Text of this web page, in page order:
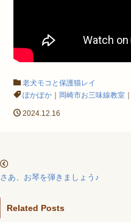
老犬モコと保護猫レイ
ぽかぽか
岡崎市お三味線教室
2024.12.16
さあ、お琴を弾きましょう♪
Related Posts